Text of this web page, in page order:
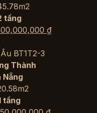
tầng
₫.
₫Giá
BT1T2-3
Thành
Nẵng
tầng